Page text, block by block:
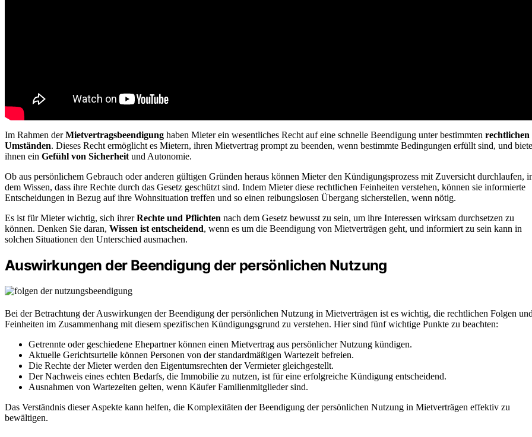
Im Rahmen derMietvertragsbeendigung haben Mieter ein wesentliches Recht auf eine schnelle Beendigung unter bestimmten rechtlichen
Umständen. Dieses Recht ermöglicht es Mietern, ihren Mietvertrag prompt zu beenden, wenn bestimmte Bedingungen erfüllt sind, und
ihnen ein Gefühl von Sicherheit und Autonomie.
Ob aus persönlichem Gebrauch oder anderen gültigen Gründen heraus können Mieter den Kündigungsprozess mit Zuversicht durchlaufen,
dem Wissen, dass ihre Rechte durch das Gesetz geschützt sind. Indem Mieter diese rechtlichen Feinheiten verstehen, können sie informierte
Entscheidungen in Bezug auf ihre Wohnsituation treffen und so einen reibungslosen Übergang sicherstellen, wenn nötig.
Es ist für Mieter wichtig, sich ihrerRechte und Pflichten nach dem Gesetz bewusst zu sein, um ihre Interessen wirksam durchsetzen zu
können. Denken Sie daran, Wissen ist entscheidend, wenn es um die Beendigung von Mietverträgen geht, und informiert zu sein kann in
solchen Situationen den Unterschied ausmachen.
Auswirkungen der Beendigung der persönlichen Nutzung
Bei der Betrachtung der Auswirkungen der Beendigung der persönlichen Nutzung in Mietverträgen ist es wichtig, die rechtlichen Folgen
Feinheiten im Zusammenhang mit diesem spezifischen Kündigungsgrund zu verstehen. Hier sind fünf wichtige Punkte zu beachten:
Getrennte oder geschiedene Ehepartner können einen Mietvertrag aus persönlicher Nutzung kündigen.
Aktuelle Gerichtsurteile können Personen von der standardmäßigen Wartezeit befreien.
Die Rechte der Mieter werden den Eigentumsrechten der Vermieter gleichgestellt.
Der Nachweis eines echten Bedarfs, die Immobilie zu nutzen, ist für eine erfolgreiche Kündigung entscheidend.
Ausnahmen von Wartezeiten gelten, wenn Käufer Familienmitglieder sind.
Das Verständnis dieser Aspekte kann helfen, die Komplexitäten der Beendigung der persönlichen Nutzung in Mietverträgen effektiv zu
bewältigen.